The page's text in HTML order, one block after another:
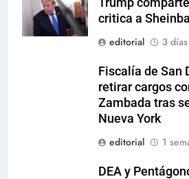
critica a
editorial
3
Fiscalía de San
retirar cargos
Zambada tras
Nueva York
editorial
1
DEA y